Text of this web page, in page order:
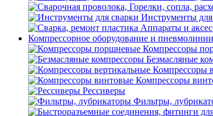
Инструменты для
Компрессорное оборудование и пневмолинии
Компрессоры
Безмасляные
Компрессоры
Компрессоры
Рессиверы
Фильтры,